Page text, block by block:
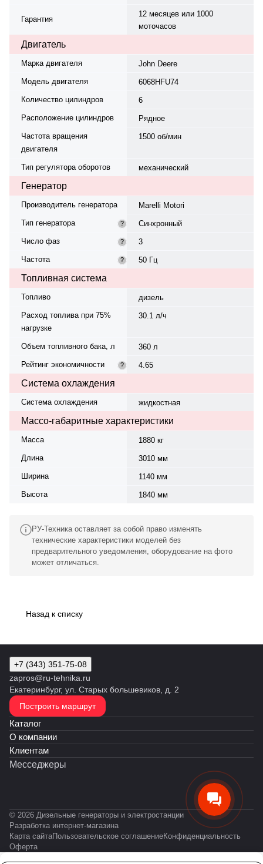
Гарантия
12 месяцев или 1000
моточасов
Двигатель
Марка двигателя
John Deere
Модель двигателя
6068HFU74
Количество цилиндров
6
Расположение цилиндров
Рядное
Частота вращения
двигателя
1500 об/мин
Тип регулятора оборотов механический
Генератор
Производитель генератора
Marelli Motori
Тип генератора
?
Синхронный
Число фаз
?
3
Частота
? 50 Гц
Топливная система
Топливо
дизель
Расход топлива при 75%
нагрузке
30.1 л/ч
Объем топливного бака, л
360 л
Рейтинг экономичности
? 4.65
Система охлаждения
Система охлаждения жидкостная
Массо-габаритные характеристики
Масса
1880 кг
Длина
3010 мм
Ширина
1140 мм
Высота
1840 мм
РУ-Техника оставляет за собой право изменять
технические характеристики моделей без
предварительного уведомления, оборудование на фото
может отличаться.
Назад к списку
+7 (343) 351-75-08
zapros@ru-tehnika.ru
Екатеринбург, ул. Старых большевиков, д. 2
Построить маршрут
Каталог
О компании
Клиентам
Месседжеры
© 2026 Дизельные генераторы и электростанции
Разработка интернет-магазина
Карта сайтаПользовательское соглашениеКонфиденциальность
Оферта